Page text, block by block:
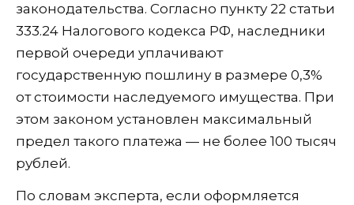
законодательства. Согласно пункту 22 статьи
333.24 Налогового кодекса РФ, наследники
первой очереди уплачивают
государственную пошлину в размере 0,3%
от стоимости наследуемого имущества. При
этом законом установлен максимальный
предел такого платежа — не более 100 тысяч
рублей.
По словам эксперта, если оформляется